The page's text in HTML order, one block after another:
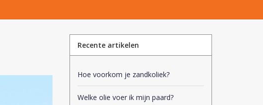
Recente artikelen
Hoe voorkom je zandkoliek?
Welke olie voer ik mijn paard?